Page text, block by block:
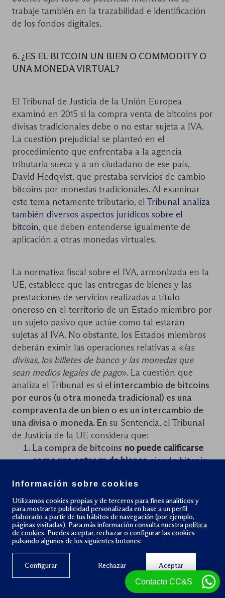
trabaje también en la trazabilidad e identificación
de los fondos digitales.
6. ¿ES EL BITCOIN UN BIEN O COMMODITY O
UNA MONEDA VIRTUAL?
El Tribunal de Justicia de la Unión Europea
examinó en 2015 si la compra venta de bitcoins por
divisas tradicionales debe o no estar sujeta a IVA.
La cuestión prejudicial se planteó en el
procedimiento que enfrentaba a la agencia
tributaria sueca y a un ciudadano de ese país,
David Hedqvist, que prestaba servicios de cambio
bitcoins por monedas tradicionales. Al examinar
este tema netamente tributario, el Tribunal analiza
también diversos aspectos jurídicos sobre el
bitcoin, que deben entenderse igualmente de
aplicación a otras monedas virtuales.
La normativa fiscal sobre el IVA, armonizada en la
UE, establece que las entregas de bienes y las
prestaciones de servicios realizadas a título
oneroso en el territorio de un Estado miembro por
un sujeto pasivo que actúe como tal estarán
sujetas al IVA. No obstante, los Estados miembros
deberán eximir las operaciones relativas a «las
divisas, los billetes de banco y las monedas que
sean medios legales de pago». La cuestión que
analiza el Tribunal es si el intercambio de bitcoins
por euros (u otra moneda tradicional) es una
compraventa de un bien o es un intercambio de
una divisa o moneda. En su Sentencia, el Tribunal
de Justicia de la UE considera que:
La compra de bitcoins no puede calificarse
como una entrega de bienes, siendo bitcoin
(Euro, Dolar…).
La finalidad de la exención del IVA a la
compraventa de divisas tradicionales
también se cumple cuando la divisa es un
bitcoin y debe aplicarse.
Bitcoin tampoco es un título valor (o
security) que confiera un derecho de
propiedad sobre personas jurídicas ni un
título comparable. De aquí se infiere, que
los
Contacto CC&S
Información sobre cookies
Utilizamos cookies propias y de terceros para fines analíticos y
para mostrarte publicidad personalizada en base a un perfil
elaborado a partir de tus hábitos de navegación (por ejemplo,
páginas visitadas). Para más información consulta nuestrapolítica
de cookies. Puedes aceptar, rechazar o configurar las cookies
pulsando algunos de los siguientes botones:
Aceptar
Configurar Rechazar